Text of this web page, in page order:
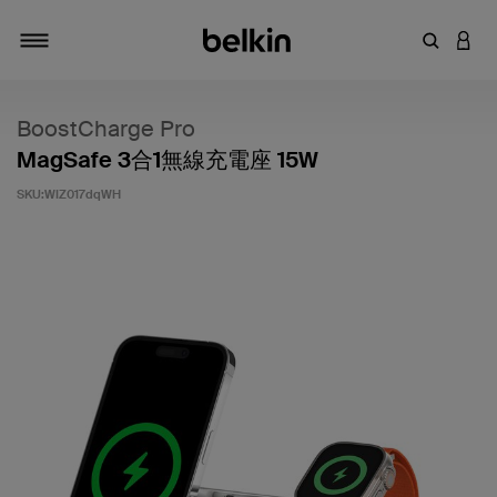
輸入關鍵
登入
BoostCharge Pro
MagSafe 3合1無線充電座 15W
SKU:WIZ017dqWH